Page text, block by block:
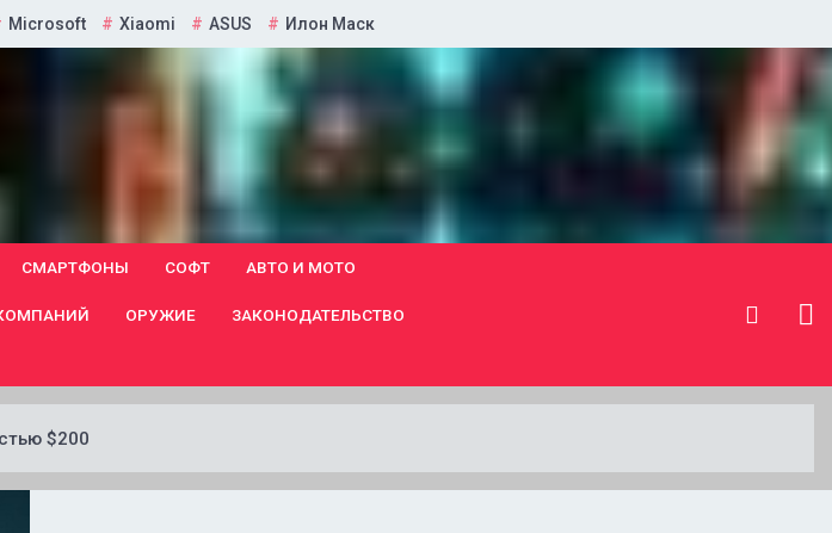
Microsoft Xiaomi ASUS Илон Маск
СМАРТФОНЫ СОФТ АВТО И МОТО
ОРУЖИЕ ЗАКОНОДАТЕЛЬСТВО
$200